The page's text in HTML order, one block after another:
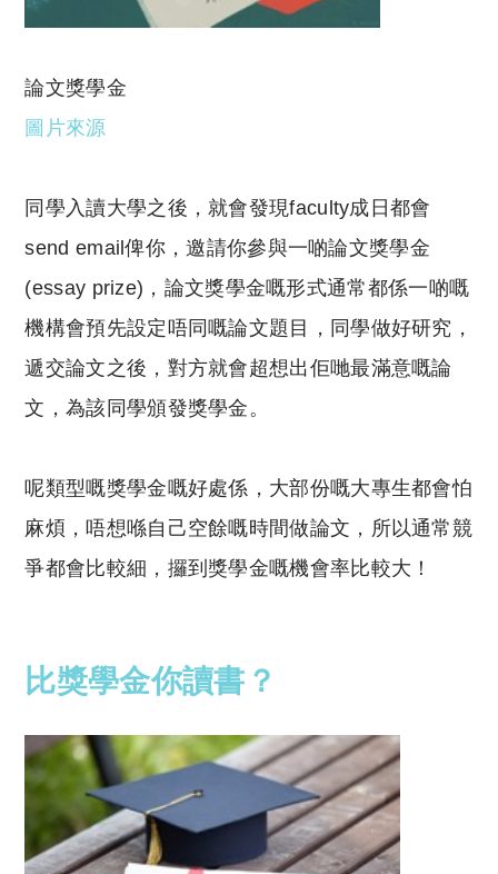
論文獎學金
圖片來源
同學入讀大學之後，就會發現faculty成日都會
send email俾你，邀請你參與一啲論文獎學金
(essay prize)，論文獎學金嘅形式通常都係一啲嘅
機構會預先設定唔同嘅論文題目，同學做好研究，
遞交論文之後，對方就會超想出佢哋最滿意嘅論
文，為該同學頒發獎學金。
呢類型嘅獎學金嘅好處係，大部份嘅大專生都會怕
麻煩，唔想喺自己空餘嘅時間做論文，所以通常競
爭都會比較細，攞到獎學金嘅機會率比較大！
比獎學金你讀書？